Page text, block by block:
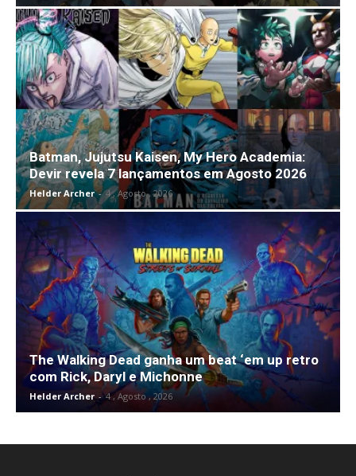
Batman, Jujutsu Kaisen, My Hero Academia:
Devir revela 7 lançamentos em Agosto 2026
Helder Archer - 4 , Agosto , 2026
The Walking Dead ganha um beat ‘em up retro
com Rick, Daryl e Michonne
Helder Archer - 4 , Agosto , 2026